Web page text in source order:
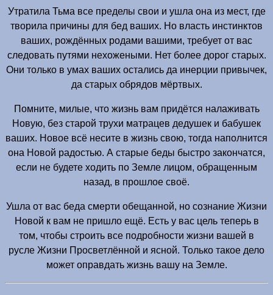
Утратила Тьма все пределы свои и ушла она из мест, где
творила причины для бед ваших. Но власть инстинктов
ваших, рождённых родами вашими, требует от вас
следовать путями нехожеными. Нет более дорог старых.
Они только в умах ваших остались да инерции привычек,
да старых обрядов мёртвых.
Помните, милые, что жизнь вам придётся налаживать
Новую, без старой трухи матрацев дедушек и бабушек
ваших. Новое всё несите в жизнь свою, тогда наполнится
она Новой радостью. А старые беды быстро закончатся,
если не будете ходить по Земле лицом, обращенным
назад, в прошлое своё.
Ушла от вас беда смерти обещанной, но сознание Жизни
Новой к вам не пришло ещё. Есть у вас цель теперь в
том, чтобы строить все подробности жизни вашей в
русле Жизни Просветлённой и ясной. Только такое дело
может оправдать жизнь вашу на Земле.